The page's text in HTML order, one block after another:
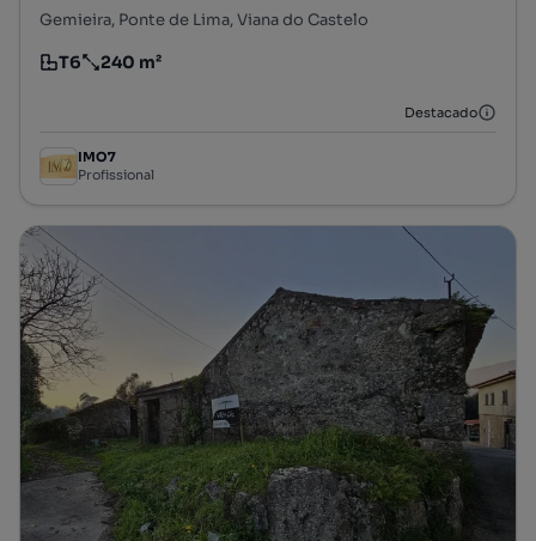
Gemieira, Ponte de Lima, Viana do Castelo
Tipologia
T6
Preço por metro quadrado
240 m²
Destacado
IMO7
Profissional